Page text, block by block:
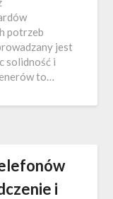
potrzeb
jest
solidność i
to…
i